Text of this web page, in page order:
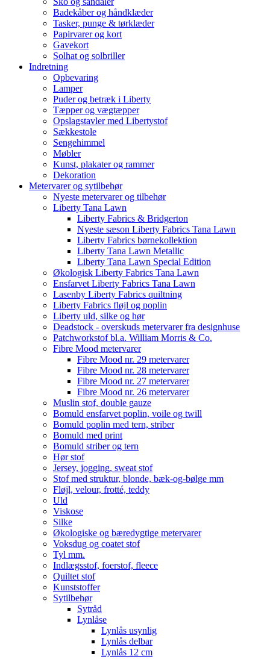
Badekåber og håndklæder
Tasker, punge & tørklæder
Papirvarer og kort
Gavekort
Solhat og solbriller
Indretning
Opbevaring
Lamper
Puder og betræk i Liberty
Tæpper og vægtæpper
Opslagstavler med Libertystof
Sækkestole
Sengehimmel
Møbler
Kunst, plakater og rammer
Dekoration
Metervarer og sytilbehør
Nyeste metervarer og tilbehør
Liberty Tana Lawn
Liberty Fabrics & Bridgerton
Nyeste sæson Liberty Fabrics Tana Lawn
Liberty Fabrics børnekollektion
Liberty Tana Lawn Metallic
Liberty Tana Lawn Special Edition
Økologisk Liberty Fabrics Tana Lawn
Ensfarvet Liberty Fabrics Tana Lawn
Lasenby Liberty Fabrics quiltning
Liberty Fabrics fløjl og poplin
Liberty uld, silke og hør
Deadstock - overskuds metervarer fra designhuse
Patchworkstof bl.a. William Morris & Co.
Fibre Mood metervarer
Fibre Mood nr. 29 metervarer
Fibre Mood nr. 28 metervarer
Fibre Mood nr. 27 metervarer
Fibre Mood nr. 26 metervarer
Muslin stof, double gauze
Bomuld ensfarvet poplin, voile og twill
Bomuld poplin med tern, striber
Bomuld med print
Bomuld striber og tern
Hør stof
Jersey, jogging, sweat stof
Stof med struktur, blonde, bæk-og-bølge mm
Fløjl, velour, frotté, teddy
Uld
Viskose
Silke
Økologiske og bæredygtige metervarer
Voksdug og coatet stof
Tyl mm.
Indlægsstof, foerstof, fleece
Quiltet stof
Kunststoffer
Sytilbehør
Sytråd
Lynlåse
Lynlås usynlig
Lynlås delbar
Lynlås 12 cm